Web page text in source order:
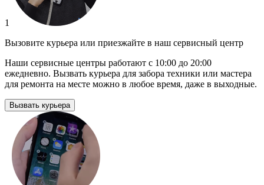
1
Вызовите курьера или приезжайте в наш сервисный центр
Наши сервисные центры работают с 10:00 до 20:00
ежедневно. Вызвать курьера для забора техники или мастера
для ремонта на месте можно в любое время, даже в выходные.
Вызвать курьера